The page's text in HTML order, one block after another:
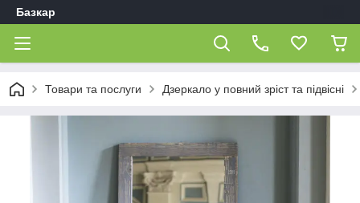
Базкар
Товари та послуги Дзеркало у повний зріст та підвісні